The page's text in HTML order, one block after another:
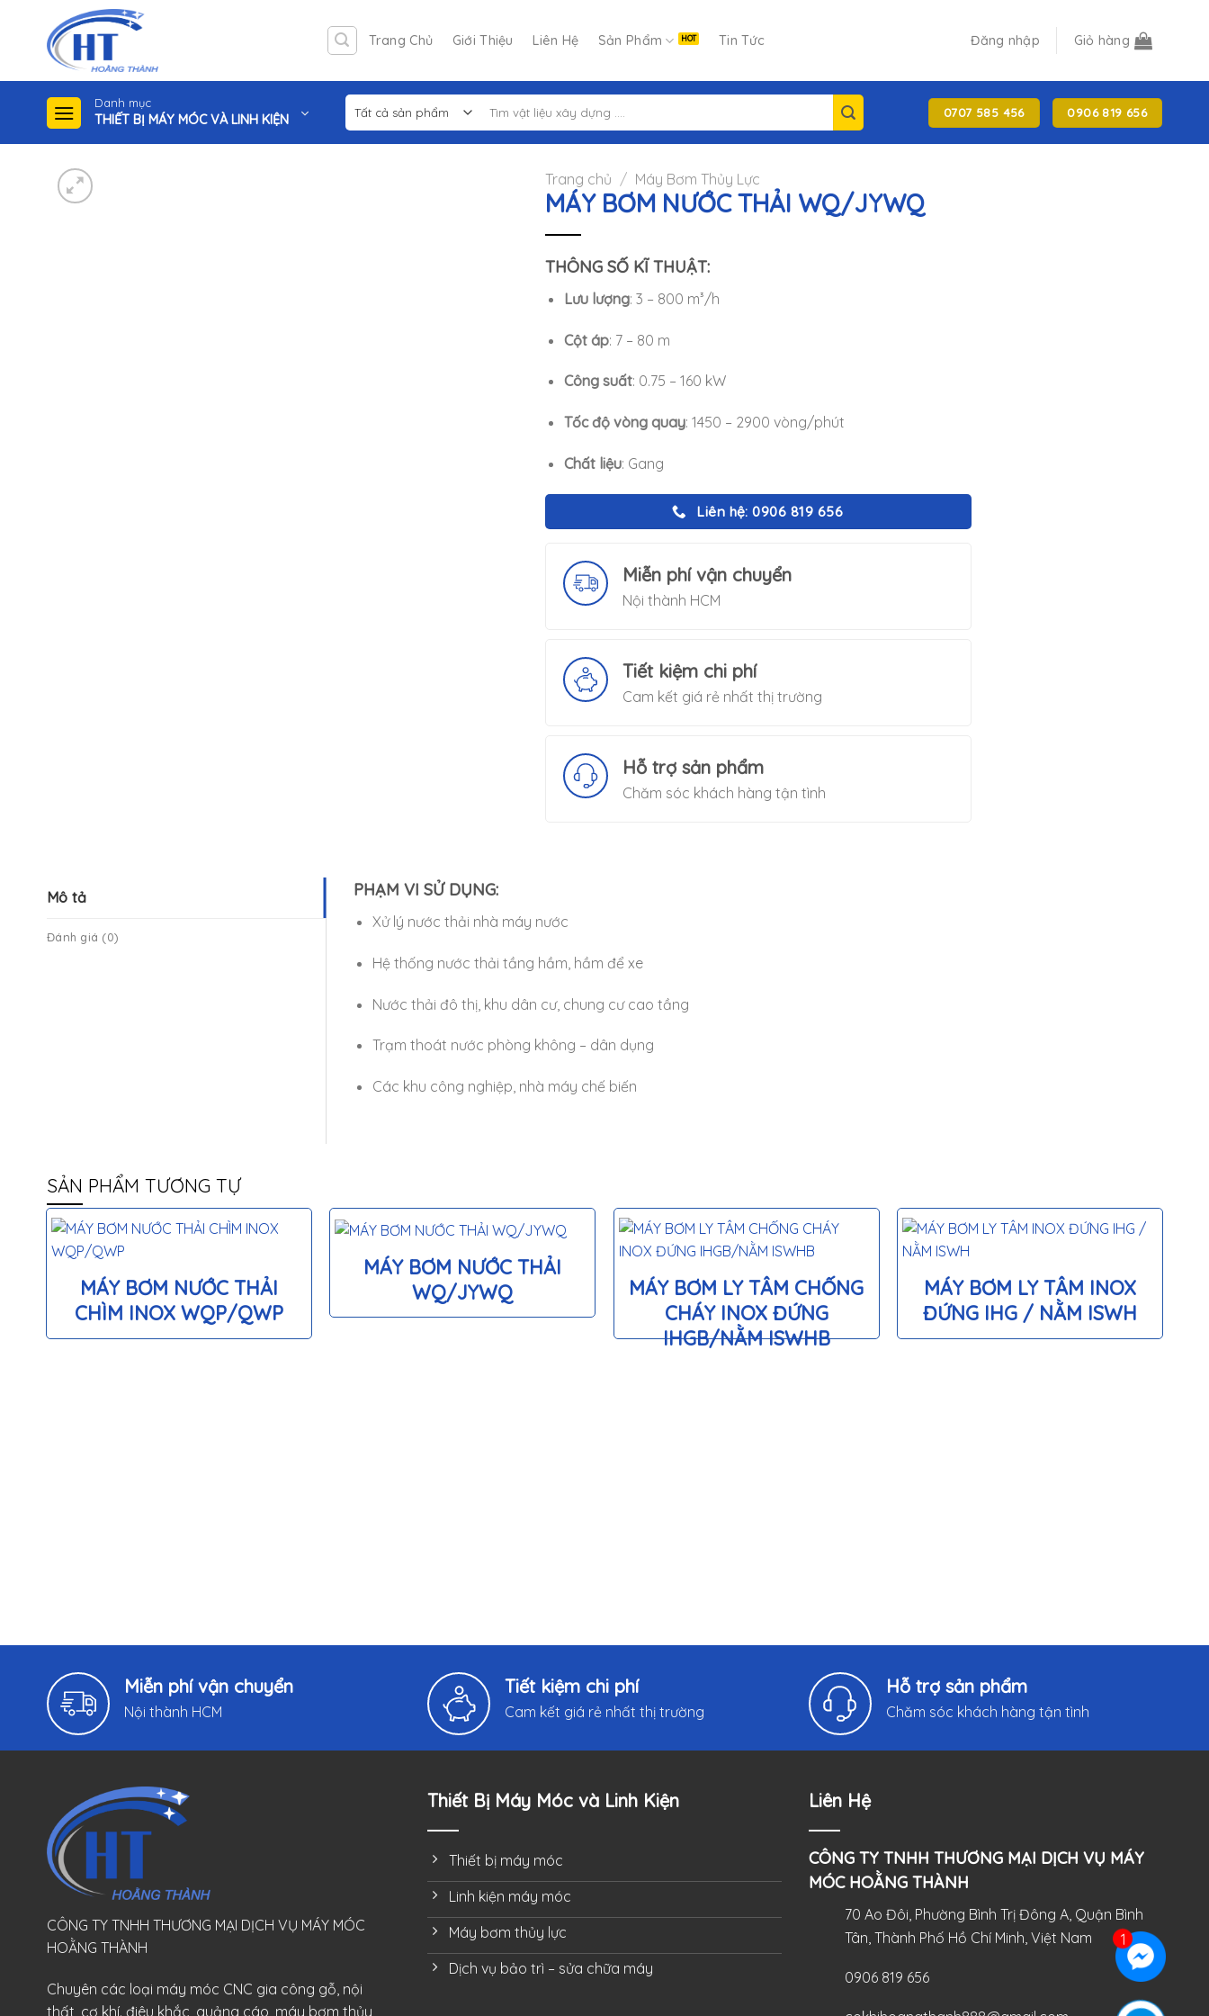
content
Trang Chủ Giới Thiệu Liên Hệ Sản Phẩm Tin Tức Đăng nhập Giỏ hàng
Danh mục
THIẾT BỊ MÁY MÓC VÀ LINH KIỆN
kiếm:
0707 585 456 0906 819 656
Trang chủ / Máy Bơm Thủy Lực
MÁY BƠM NƯỚC THẢI WQ/JYWQ
THÔNG SỐ KĨ THUẬT:
Lưu lượng: 3 – 800 m³/h
Cột áp: 7 – 80 m
Công suất: 0.75 – 160 kW
Tốc độ vòng quay: 1450 – 2900 vòng/phút
Chất liệu: Gang
Liên hệ: 0906 819 656
Miễn phí vận chuyển
Nội thành HCM
Tiết kiệm chi phí
Cam kết giá rẻ nhất thị trường
Hỗ trợ sản phẩm
Chăm sóc khách hàng tận tình
Mô tả
Đánh giá (0)
PHẠM VI SỬ DỤNG:
Xử lý nước thải nhà máy nước
Hệ thống nước thải tầng hầm, hầm để xe
Nước thải đô thị, khu dân cư, chung cư cao tầng
Trạm thoát nước phòng không – dân dụng
Các khu công nghiệp, nhà máy chế biến
SẢN PHẨM TƯƠNG TỰ
MÁY BƠM NƯỚC THẢI
CHÌM INOX WQP/QWP
MÁY BƠM NƯỚC THẢI
WQ/JYWQ
MÁY BƠM LY TÂM CHỐNG
CHÁY INOX ĐỨNG
IHGB/NẰM ISWHB
MÁY BƠM LY TÂM INOX
ĐỨNG IHG / NẰM ISWH
Miễn phí vận chuyển
Nội thành HCM
Tiết kiệm chi phí
Cam kết giá rẻ nhất thị trường
Hỗ trợ sản phẩm
Chăm sóc khách hàng tận tình
CÔNG TY TNHH THƯƠNG MẠI DỊCH VỤ MÁY MÓC
HOẰNG THÀNH
Chuyên các loại máy móc CNC gia công gỗ, nội
thất, cơ khí. điêu khắc, quảng cáo, máy bơm thủy
Thiết Bị Máy Móc và Linh Kiện
Thiết bị máy móc
Linh kiện máy móc
Máy bơm thủy lực
Dịch vụ bảo trì – sửa chữa máy
Liên Hệ
CÔNG TY TNHH THƯƠNG MẠI DỊCH VỤ MÁY
MÓC HOẰNG THÀNH
70 Ao Đôi, Phường Bình Trị Đông A, Quận Bình
Tân, Thành Phố Hồ Chí Minh, Việt Nam
0906 819 656